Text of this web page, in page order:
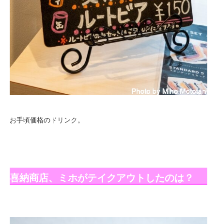
お手頃価格のドリンク。
喜納商店、ミホがテイクアウトしたのは？